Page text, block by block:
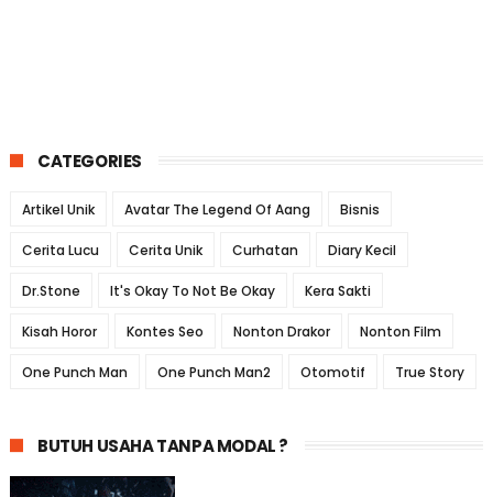
CATEGORIES
Artikel Unik Avatar The Legend Of Aang Bisnis
Cerita Lucu Cerita Unik Curhatan Diary Kecil
Dr.Stone It's Okay To Not Be Okay Kera Sakti
Kisah Horor Kontes Seo Nonton Drakor Nonton Film
One Punch Man One Punch Man2 Otomotif True Story
BUTUH USAHA TANPA MODAL ?